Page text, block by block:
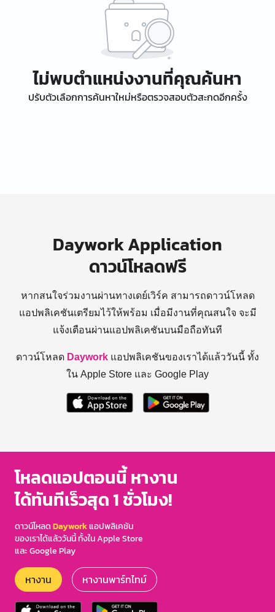
ไม่พบตำแหน่งงานที่คุณค้นหา
ปรับตัวเลือกการค้นหาใหม่หรือตรวจสอบตัวสะกดอีกครั้ง
Daywork Application
ดาวน์โหลดฟรี
หากสนใจร่วมงานผ่านทางเดย์เวิร์ค สามารถดาวน์โหลด
แอปพลิเคชันเตรียมไว้ให้พร้อม เมื่อมีงานที่คุณสนใจ จะมี
แจ้งเตือนผ่านแอปพลิเคชันบนมือถือทันที
ดาวน์โหลด Daywork แอปพลิเคชันของเราได้แล้ววันนี้ ทั้ง
ใน Apple Store และ Google Play
โหลดแอปตอนนี้ หางาน
ได้ทันทีเร็วสุด 1 ชั่วโมง!
ดาวน์โหลดDayworkแอปพลิเคชัน
ของเราได้แล้ววันนี้ ทั้งใน Apple Store
และ Google Play
หางาน หางานพาร์ทไทม์